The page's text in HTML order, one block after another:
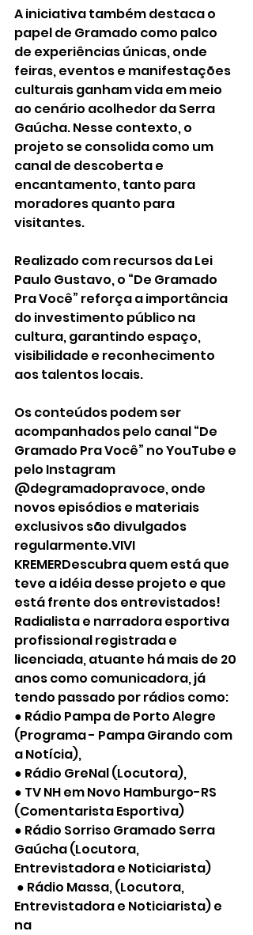
A iniciativa também destaca o
papel de Gramado como palco
de experiências únicas, onde
feiras, eventos e manifestações
culturais ganham vida em meio
ao cenário acolhedor da Serra
Gaúcha. Nesse contexto, o
projeto se consolida como um
canal de descoberta e
encantamento, tanto para
moradores quanto para
visitantes.
Realizado com recursos da Lei
Paulo Gustavo, o “De Gramado
Pra Você” reforça a importância
do investimento público na
cultura, garantindo espaço,
visibilidade e reconhecimento
aos talentos locais.
Os conteúdos podem ser
acompanhados pelo canal “De
Gramado Pra Você” no YouTube e
pelo Instagram
@degramadopravoce, onde
novos episódios e materiais
exclusivos são divulgados
regularmente.VIVI
KREMERDescubra quem está que
teve a idéia desse projeto e que
está frente dos entrevistados!
Radialista e narradora esportiva
profissional registrada e
licenciada, atuante há mais de 20
anos como comunicadora, já
tendo passado por rádios como:
● Rádio Pampa de Porto Alegre
(Programa - Pampa Girando com
a Notícia),
● Rádio GreNal (Locutora),
● TV NH em Novo Hamburgo-RS
(Comentarista Esportiva)
● Rádio Sorriso Gramado Serra
Gaúcha (Locutora,
Entrevistadora e Noticiarista)
● Rádio Massa, (Locutora,
Entrevistadora e Noticiarista) e
na